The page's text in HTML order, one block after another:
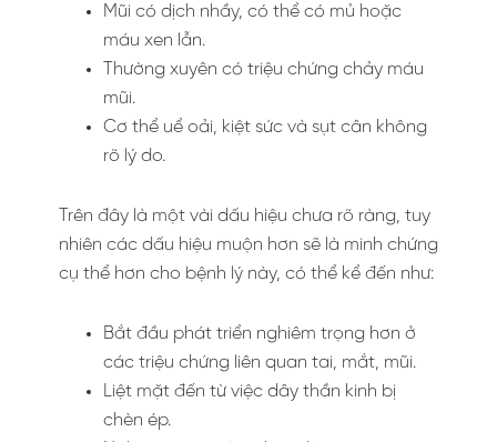
Mũi có dịch nhầy, có thể có mủ hoặc
máu xen lẫn.
Thường xuyên có triệu chứng chảy máu
mũi.
Cơ thể uể oải, kiệt sức và sụt cân không
rõ lý do.
Trên đây là một vài dấu hiệu chưa rõ ràng, tuy
nhiên các dấu hiệu muộn hơn sẽ là minh chứng
cụ thể hơn cho bệnh lý này, có thể kể đến như:
Bắt đầu phát triển nghiêm trọng hơn ở
các triệu chứng liên quan tai, mắt, mũi.
Liệt mặt đến từ việc dây thần kinh bị
chèn ép.